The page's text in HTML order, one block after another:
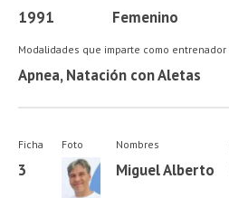
1991 Femenino
Modalidades que imparte como entrenador
Apnea, Natación con Aletas
Ficha
3
Foto Nombres
Miguel Alberto